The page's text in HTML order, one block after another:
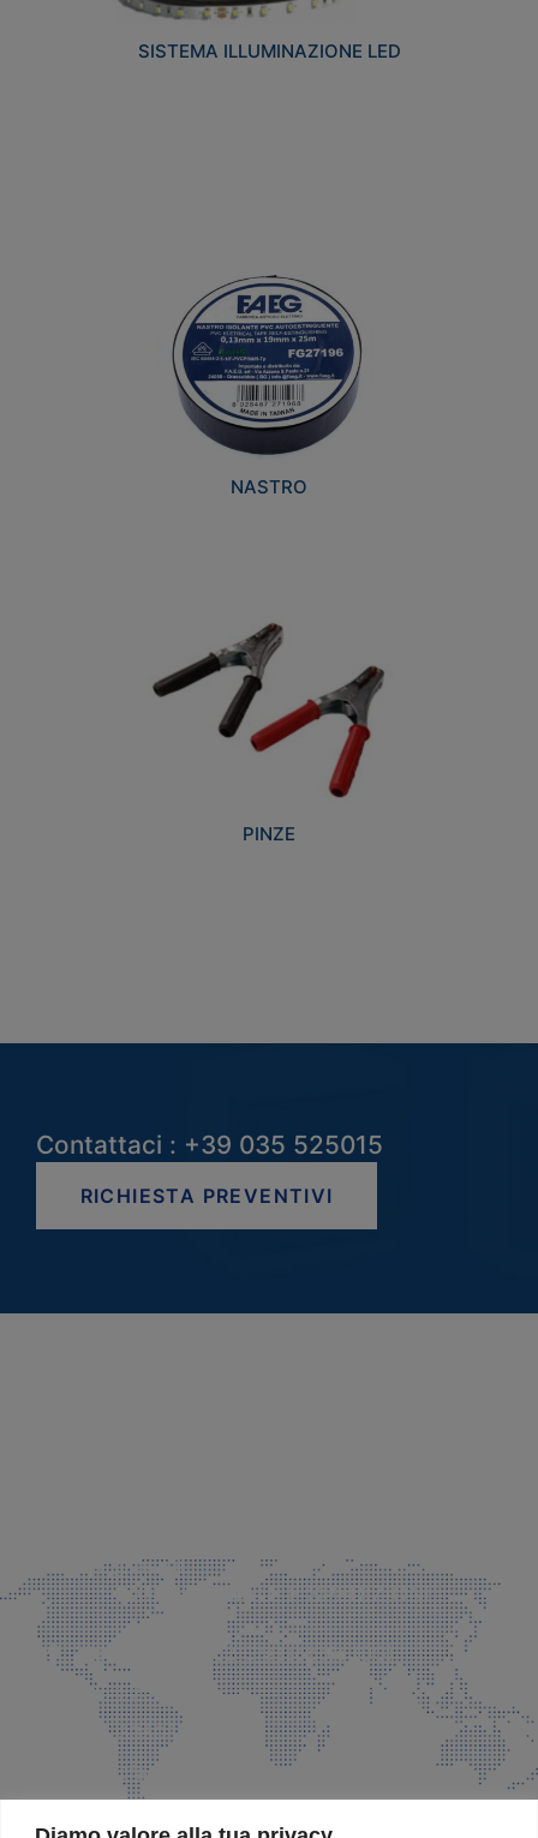
SISTEMA ILLUMINAZIONE LED
NASTRO
PINZE
Contattaci : +39 035 525015
RICHIESTA PREVENTIVI
info@faeg.it
COMMERCIALE E SPEDIZIONI
Via Padre Elzi, 32 Grassobbio (BG)
035 525015
035 335037
info@faeg.it
SITE MAP